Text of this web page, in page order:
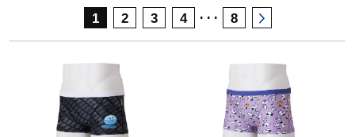
ランニング
サッカー／フットサル
1 2 3 4 ･･･ 8